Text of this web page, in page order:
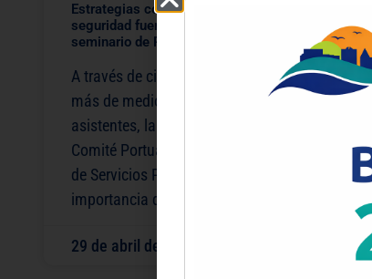
Estrategias colaborativas de
seguridad fueron eje en nuevo
seminario de Puertos de Talcahuano
A través de cinco ponencias y con
más de medio centenar de
asistentes, la empresa estatal y el
Comité Portuario de Coordinación
de Servicios Públicos plantearon la
importancia de avanzar
29 de abril de 2026